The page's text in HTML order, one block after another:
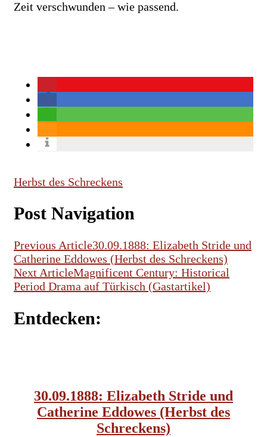
Zeit verschwunden – wie passend.
Herbst des Schreckens
Post Navigation
Previous Article30.09.1888: Elizabeth Stride und
Catherine Eddowes (Herbst des Schreckens)
Next ArticleMagnificent Century: Historical
Period Drama auf Türkisch (Gastartikel)
Entdecken:
30.09.1888: Elizabeth Stride und
Catherine Eddowes (Herbst des
Schreckens)